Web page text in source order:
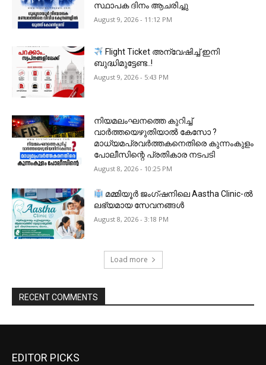
സ്ഥാപക ദിനം ആചരിച്ചു
August 9, 2026 - 11:12 PM
Flight Ticket അന്വേഷിച്ച് ഇനി
ബുദ്ധിമുട്ടേണ്ട..!
August 9, 2026 - 5:43 PM
നിയമലംഘനത്തെ കുറിച്ച്
വാർത്തയെഴുതിയാൽ കേസോ ?
മാധ്യമപ്രവർത്തകനെതിരെ കുന്നംകുളം
പോലീസിന്റെ പ്രതികാര നടപടി
August 8, 2026 - 10:25 PM
മമ്മിയൂർ ജംഗ്ഷനിലെ Aastha Clinic-ൽ
ലഭ്യമായ സേവനങ്ങൾ
August 8, 2026 - 3:18 PM
Load more
RECENT COMMENTS
EDITOR PICKS